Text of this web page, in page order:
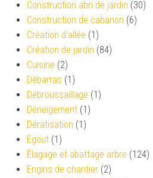
Construction abri de jardin (30)
Construction de cabanon (6)
Création d’allée (1)
Création de jardin (84)
Cuisine (2)
Débarras (1)
Débroussaillage (1)
Déneigement (1)
Dératisation (1)
Égout (1)
Élagage et abattage arbre (124)
Engins de chantier (2)